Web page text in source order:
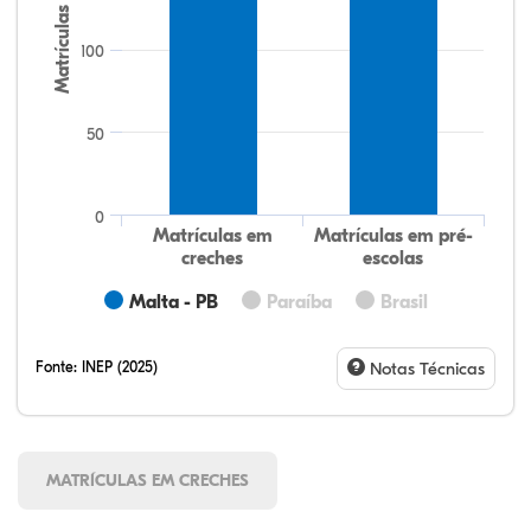
Matrículas
Malta - PB Paraíba Brasil
Matrículas em
creches
Matrículas em pré-
escolas
0
50
100
Fonte: INEP (2025) Notas Técnicas
MATRÍCULAS EM CRECHES